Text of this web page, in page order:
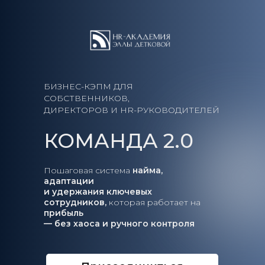
БИЗНЕС-КЭПМ ДЛЯ
СОБСТВЕННИКОВ,
ДИРЕКТОРОВ И HR-РУКОВОДИТЕЛЕЙ
Пошаговая система найма,
адаптации
и удержания ключевых
сотрудников, которая работает на
прибыль
— без хаоса и ручного контроля
КОМАНДА 2.0